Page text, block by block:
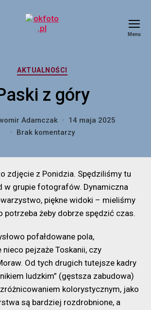
Menu
Kategorie
AKTUALNOŚCI
z góry
Adamczak
14 maja 2025
Brak komentarzydo
zdjęcie z Ponidzia. Spędziliśmy tu
w grupie fotografów. Dynamiczna
piękne widoki – mieliśmy
potrzeba żeby dobrze spędzić czas.
pofałdowane pola,
pejzaże Toskanii, czy
Od tych drugich tutejsze kadry
ludzkim” (gęstsza zabudowa)
kolorystycznym, jako
są bardziej rozdrobnione, a